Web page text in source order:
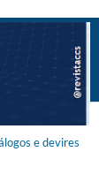
e devires